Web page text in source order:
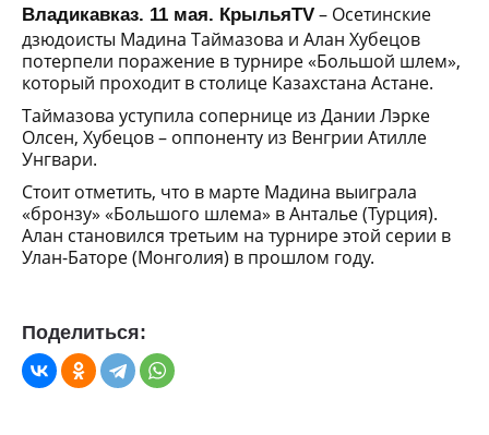
Владикавказ. 11 мая. КрыльяTV – Осетинские
дзюдоисты Мадина Таймазова и Алан Хубецов
потерпели поражение в турнире «Большой шлем»,
который проходит в столице Казахстана Астане.
Таймазова уступила сопернице из Дании Лэрке
Олсен, Хубецов – оппоненту из Венгрии Атилле
Унгвари.
Стоит отметить, что в марте Мадина выиграла
«бронзу» «Большого шлема» в Анталье (Турция).
Алан становился третьим на турнире этой серии в
Улан-Баторе (Монголия) в прошлом году.
Поделиться: